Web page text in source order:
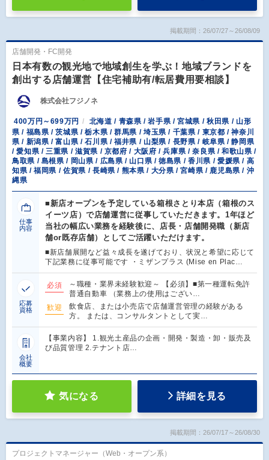
掲載期間：26/07/27～26/08/09
店舗開発・FC開発
日本有数の観光地で地域創生を学ぶ！地域ブランドを
創出する店舗運営【住宅補助有/転居費用要相談】
株式会社フジノネ
400万円～699万円
北海道 / 青森県 / 岩手県 / 宮城県 / 秋田県 / 山形
県 / 福島県 / 茨城県 / 栃木県 / 群馬県 / 埼玉県 / 千葉県 / 東京都 / 神奈川
県 / 新潟県 / 富山県 / 石川県 / 福井県 / 山梨県 / 長野県 / 岐阜県 / 静岡県
/ 愛知県 / 三重県 / 滋賀県 / 京都府 / 大阪府 / 兵庫県 / 奈良県 / 和歌山県 /
鳥取県 / 島根県 / 岡山県 / 広島県 / 山口県 / 徳島県 / 香川県 / 愛媛県 / 高
知県 / 福岡県 / 佐賀県 / 長崎県 / 熊本県 / 大分県 / 宮崎県 / 鹿児島県 / 沖
縄県
仕事
内容
■新店オープンを予定している箱根さとり本店（箱根のス
イーツ店）で店舗運営に従事していただきます。1年ほど
当社の幅広い業務を経験後に、店長・店舗開発職（新店
舗or既存店舗）としてご活躍いただけます。
■新店舗展開など益々成長を遂げており、状況と希望に応じて
下記業務に従事可能です ・ミザンプラス (Mise en Plac…
応募
資格
必須
～職種・業界未経験歓迎～ 【必須】■第一種運転免許
普通自動車 （業務上の使用はござい…
歓迎
飲食店、または小売店で店舗運営管理の経験がある
方。 または、コンサルタントとして実…
会社
概要
【事業内容】 1.観光土産品の企画・開発・製造・卸・販売及
び品質管理 2.テナント店…
気になる 詳細を見る
掲載期間：26/07/17～26/08/30
プロジェクトマネージャー（Web・オープン系）